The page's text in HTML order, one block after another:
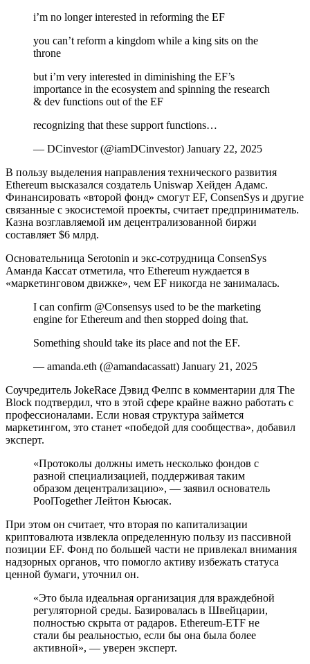
i’m no longer interested in reforming the EF
you can’t reform a kingdom while a king sits on the
throne
but i’m very interested in diminishing the EF’s
importance in the ecosystem and spinning the research
& dev functions out of the EF
recognizing that these support functions…
— DCinvestor (@iamDCinvestor) January 22, 2025
В пользу выделения направления технического развития
Ethereum высказался создатель Uniswap Хейден Адамс.
Финансировать «второй фонд» смогут EF, ConsenSys и другие
связанные с экосистемой проекты, считает предприниматель.
Казна возглавляемой им децентрализованной биржи
составляет $6 млрд.
Основательница Serotonin и экс-сотрудница ConsenSys
Аманда Кассат отметила, что Ethereum нуждается в
«маркетинговом движке», чем EF никогда не занималась.
I can confirm @Consensys used to be the marketing
engine for Ethereum and then stopped doing that.
Something should take its place and not the EF.
— amanda.eth (@amandacassatt) January 21, 2025
Соучредитель JokeRace Дэвид Фелпс в комментарии для The
Block подтвердил, что в этой сфере крайне важно работать с
профессионалами. Если новая структура займется
маркетингом, это станет «победой для сообщества», добавил
эксперт.
«Протоколы должны иметь несколько фондов с
разной специализацией, поддерживая таким
образом децентрализацию», — заявил основатель
PoolTogether Лейтон Кьюсак.
При этом он считает, что вторая по капитализации
криптовалюта извлекла определенную пользу из пассивной
позиции EF. Фонд по большей части не привлекал внимания
надзорных органов, что помогло активу избежать статуса
ценной бумаги, уточнил он.
«Это была идеальная организация для враждебной
регуляторной среды. Базировалась в Швейцарии,
полностью скрыта от радаров. Ethereum-ETF не
стали бы реальностью, если бы она была более
активной», — уверен эксперт.